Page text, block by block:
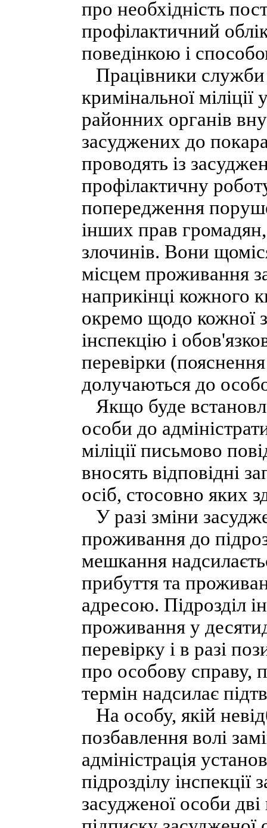
про необхідність
профілактичний
поведінкою і
Працівники служби
кримінальної
районних органів
засуджених до
проводять із
профілактичну
попередження
інших прав
злочинів. Вони
місцем проживання
наприкінці кожного
окремо щодо кожної
інспекцію і
перевірки
долучаються до
Якщо буде
особи до
міліції письмово
вносять відповідні
осіб, стосовно яких
У разі зміни
проживання до
мешкання
прибуття та
адресою. Підрозділ
проживання у
перевірку і в разі
про особову справу,
термін надсилає
На особу, якій
позбавлення волі
адміністрація
підрозділу
засудженої особи